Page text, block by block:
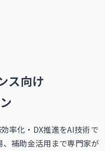
ス向け
率化・DX推進をAI技術で
補助金活用まで専門家が